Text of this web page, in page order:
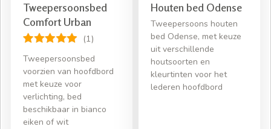
Tweepersoonsbed
Comfort Urban
(1)
Tweepersoonsbed
voorzien van hoofdbord
met keuze voor
verlichting, bed
beschikbaar in bianco
eiken of wit
Houten bed Odense
Tweepersoons houten
bed Odense, met keuze
uit verschillende
houtsoorten en
kleurtinten voor het
lederen hoofdbord